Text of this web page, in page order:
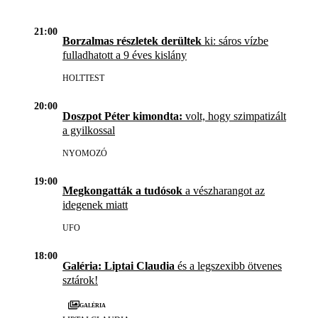
21:00
Borzalmas részletek derültek ki: sáros vízbe
fulladhatott a 9 éves kislány
HOLTTEST
20:00
Doszpot Péter kimondta: volt, hogy szimpatizált
a gyilkossal
NYOMOZÓ
19:00
Megkongatták a tudósok a vészharangot az
idegenek miatt
UFO
18:00
Galéria: Liptai Claudia és a legszexibb ötvenes
sztárok!
Galéria